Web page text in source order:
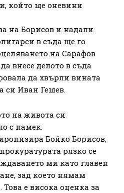
който ще оневини
на Борисов и надали
в съда ще го
на Сарафов
внесе делото в съда
да хвърли вината
си Иван Гешев.
на живота си
с намек.
Бойко Борисов,
рязко се
ми като главен
зад което нямам
е висока оценка за